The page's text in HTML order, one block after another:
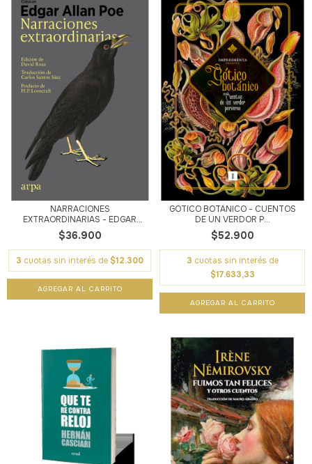
NARRACIONES
EXTRAORDINARIAS - EDGAR
ALLA...
$36.900
3 cuotas sin interés de $12.300
GÓTICO BOTÁNICO - CUENTOS
DE UN VERDOR P...
$52.900
3 cuotas sin interés de
$17.633,33